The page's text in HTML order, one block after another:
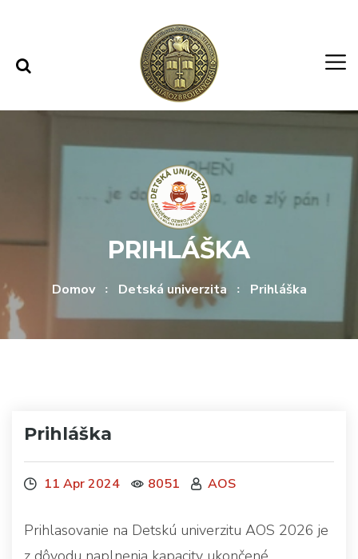
PRIHLÁŠKA
Domov Detská univerzita Prihláška
Prihláška
11 Apr 2024 8051 AOS
Prihlasovanie na Detskú univerzitu AOS 2026 je